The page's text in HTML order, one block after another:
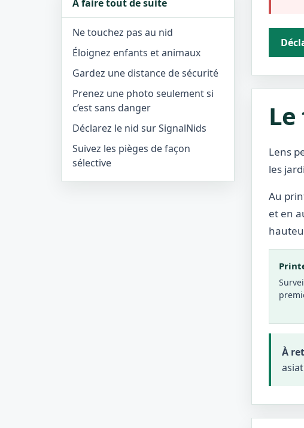
À faire tout de suite
Ne touchez pas au nid
Éloignez enfants et animaux
Gardez une distance de sécurité
Prenez une photo seulement si
c’est sans danger
Déclarez le nid sur SignalNids
Suivez les pièges de façon
sélective
Lens
les
Au
et en
À